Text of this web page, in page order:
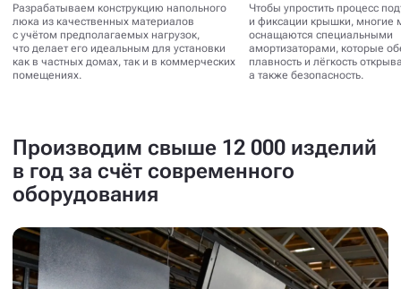
Разрабатываем конструкцию напольного
люка из качественных материалов
с учётом предполагаемых нагрузок,
что делает его идеальным для установки
как в частных домах, так и в коммерческих
помещениях.
Чтобы упростить процесс
и фиксации крышки, многие
оснащаются специальными
амортизаторами, которые
плавность и лёгкость
а также безопасность.
Производим свыше 12 000 изделий
в год за счёт современного
оборудования